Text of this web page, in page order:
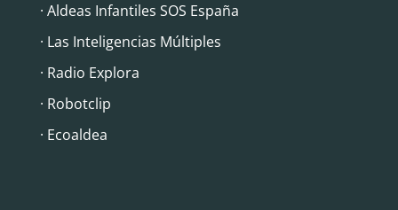
· Aldeas Infantiles SOS España
· Las Inteligencias Múltiples
· Radio Explora
· Robotclip
· Ecoaldea